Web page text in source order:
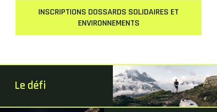
INSCRIPTIONS DOSSARDS SOLIDAIRES ET
ENVIRONNEMENTS
Le défi